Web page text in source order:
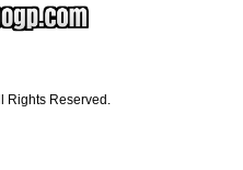
Rights Reserved.